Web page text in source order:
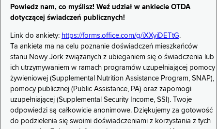
Powiedz nam, co myślisz! Weź udział w ankiecie OTDA
dotyczącej świadczeń publicznych!
Link do ankiety: https://forms.office.com/g/iXXyiDETtG.
Ta ankieta ma na celu poznanie doświadczeń mieszkańców
stanu Nowy Jork związanych z ubieganiem się o świadczenia lub
ich utrzymywaniem w ramach programów uzupełniającej pomocy
żywieniowej (Supplemental Nutrition Assistance Program, SNAP),
pomocy publicznej (Public Assistance, PA) oraz zapomogi
uzupełniającej (Supplemental Security Income, SSI). Twoje
odpowiedzi są całkowicie anonimowe. Dziękujemy za gotowość
do podzielenia się swoimi doświadczeniami z korzystania z tych